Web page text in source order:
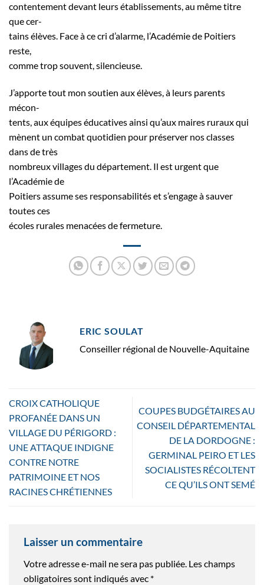
contentement devant leurs établissements, au même titre
que cer-
tains élèves. Face à ce cri d’alarme, l’Académie de Poitiers
reste,
comme trop souvent, silencieuse.
J’apporte tout mon soutien aux élèves, à leurs parents
mécon-
tents, aux équipes éducatives ainsi qu’aux maires ruraux qui
mènent un combat quotidien pour préserver nos classes
dans de très
nombreux villages du département. Il est urgent que
l’Académie de
Poitiers assume ses responsabilités et s’engage à sauver
toutes ces
écoles rurales menacées de fermeture.
ERIC SOULAT
Conseiller régional de Nouvelle-Aquitaine
CROIX CATHOLIQUE
PROFANÉE DANS UN
VILLAGE DU PÉRIGORD :
UNE ATTAQUE INDIGNE
CONTRE NOTRE
PATRIMOINE ET NOS
RACINES CHRÉTIENNES
COUPES BUDGÉTAIRES AU
CONSEIL DÉPARTEMENTAL
DE LA DORDOGNE :
GERMINAL PEIRO ET LES
SOCIALISTES RÉCOLTENT
CE QU’ILS ONT SEMÉ
Laisser un commentaire
Votre adresse e-mail ne sera pas publiée. Les champs
obligatoires sont indiqués avec *